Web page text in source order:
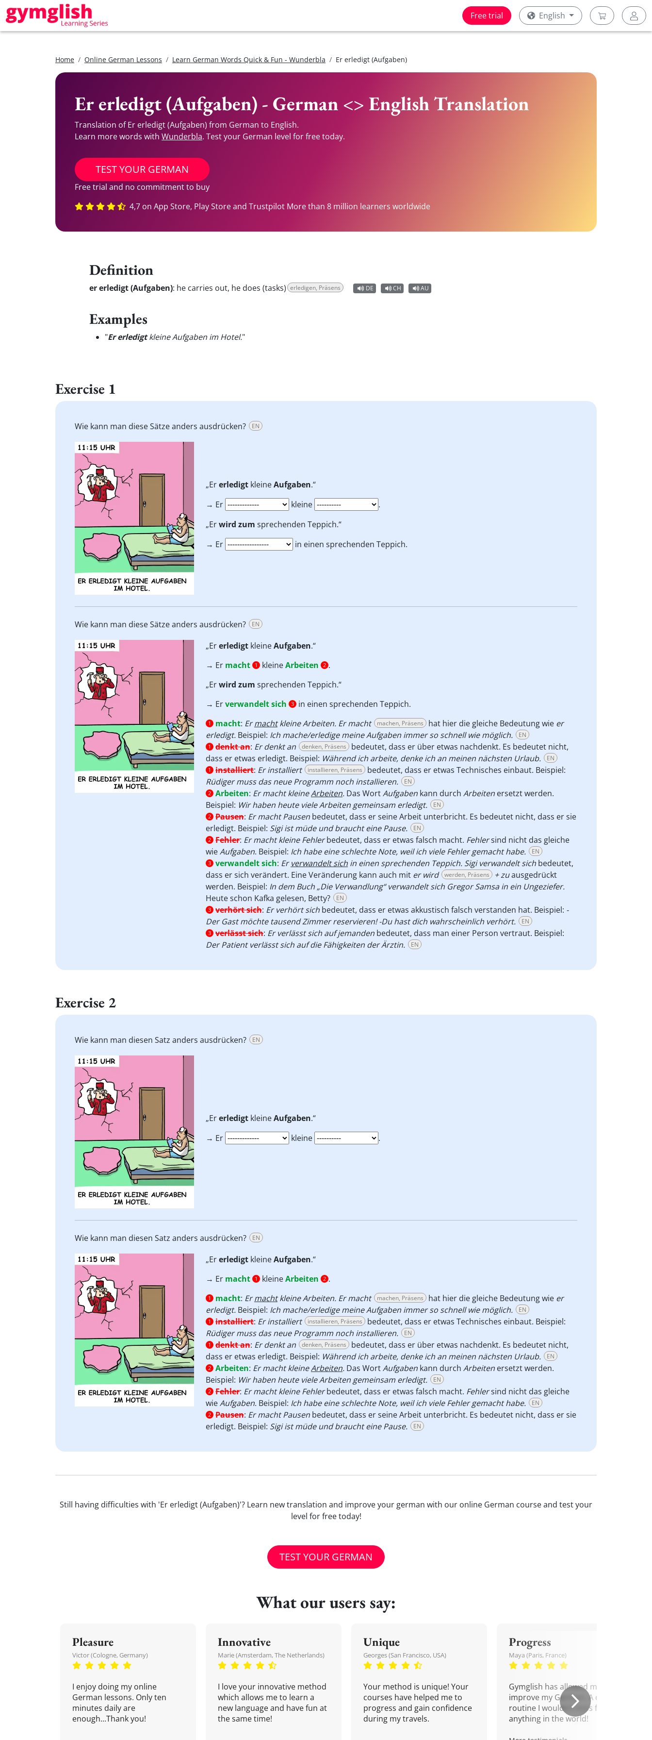
Free trial English
Home Online German Lessons Learn German Words Quick & Fun - Wunderbla Er erledigt (Aufgaben)
Er erledigt (Aufgaben) - German <> English Translation
Translation of Er erledigt (Aufgaben) from German to English.
Learn more words with Wunderbla. Test your German level for free today.
TEST YOUR GERMAN
Free trial and no commitment to buy
4,7 on App Store, Play Store and Trustpilot More than 8 million learners worldwide
Definition
er erledigt (Aufgaben): he carries out, he does (tasks) erledigen, Präsens DE CH AU
Examples
"Er erledigtkleine Aufgaben im Hotel."
Exercise 1
Wie kann man diese Sätze anders ausdrücken? EN
„Ererledigt kleineAufgaben.“
→ Er
kleine
.
„Erwird zum sprechenden Teppich.“
→ Er
in einen sprechenden Teppich.
Wie kann man diese Sätze anders ausdrücken? EN
„Ererledigt kleineAufgaben.“
→ Er macht 1 kleineArbeiten 2 .
„Erwird zum sprechenden Teppich.“
→ Erverwandelt sich 3 in einen sprechenden Teppich.
1 macht: Ermachtkleine Arbeiten. Er macht machen, Präsens hat hier die gleiche Bedeutung wie er
erledigt. Beispiel: Ich mache/erledige meine Aufgaben immer so schnell wie möglich. EN
1 denkt an: Er denkt an denken, Präsens
bedeutet, dass er über etwas nachdenkt. Es bedeutet nicht,
dass er etwas erledigt. Beispiel: Während ich arbeite, denke ich an meinen nächsten Urlaub. EN
1 installiert: Er installiert installieren, Präsens
bedeutet, dass er etwas Technisches einbaut. Beispiel:
Rüdiger muss das neue Programm noch installieren.
EN
2 Arbeiten: Er macht kleineArbeiten. Das WortAufgaben kann durch Arbeiten ersetzt werden.
Beispiel: Wir haben heute viele Arbeiten gemeinsam erledigt. EN
2 Pausen: Er macht Pausen bedeutet, dass er seine Arbeit unterbricht. Es bedeutet nicht, dass er sie
erledigt. Beispiel: Sigi ist müde und braucht eine Pause. EN
2 Fehler: Er macht kleine Fehlerbedeutet, dass er etwas falsch macht. Fehlersind nicht das gleiche
wieAufgaben. Beispiel: Ich habe eine schlechte Note, weil ich viele Fehler gemacht habe. EN
3 verwandelt sich: Erverwandelt sich in einen sprechenden Teppich. Sigi verwandelt sich bedeutet,
dass er sich verändert. Eine Veränderung kann auch mit er wird werden, Präsens + zuausgedrückt
werden. Beispiel: In dem Buch „Die Verwandlung“ verwandelt sich Gregor Samsa in ein Ungeziefer.
Heute schon Kafka gelesen, Betty?
EN
3 verhört sich: Er verhört sich bedeutet, dass er etwas akkustisch falsch verstanden hat. Beispiel: -
Der Gast möchte tausend Zimmer reservieren! -Du hast dich wahrscheinlich verhört.
EN
3 verlässt sich: Er verlässt sich auf jemanden bedeutet, dass man einer Person vertraut. Beispiel:
Der Patient verlässt sich auf die Fähigkeiten der Ärztin.
EN
Exercise 2
Wie kann man diesen Satz anders ausdrücken? EN
„Ererledigt kleineAufgaben.“
→ Er
kleine .
Wie kann man diesen Satz anders ausdrücken? EN
„Ererledigt kleineAufgaben.“
→ Er macht 1 kleineArbeiten 2 .
1 macht: Ermachtkleine Arbeiten. Er macht machen, Präsens hat hier die gleiche Bedeutung wie er
erledigt. Beispiel: Ich mache/erledige meine Aufgaben immer so schnell wie möglich. EN
1 installiert: Er installiert installieren, Präsens
bedeutet, dass er etwas Technisches einbaut. Beispiel:
Rüdiger muss das neue Programm noch installieren.
EN
1 denkt an: Er denkt an denken, Präsens
bedeutet, dass er über etwas nachdenkt. Es bedeutet nicht,
dass er etwas erledigt. Beispiel: Während ich arbeite, denke ich an meinen nächsten Urlaub. EN
2 Arbeiten: Er macht kleineArbeiten. Das WortAufgaben kann durch Arbeiten ersetzt werden.
Beispiel: Wir haben heute viele Arbeiten gemeinsam erledigt. EN
2 Fehler: Er macht kleine Fehlerbedeutet, dass er etwas falsch macht. Fehlersind nicht das gleiche
wieAufgaben. Beispiel: Ich habe eine schlechte Note, weil ich viele Fehler gemacht habe. EN
2 Pausen: Er macht Pausen bedeutet, dass er seine Arbeit unterbricht. Es bedeutet nicht, dass er sie
erledigt. Beispiel: Sigi ist müde und braucht eine Pause. EN
Still having difficulties with 'Er erledigt (Aufgaben)'? Learn new translation and improve your german with our online German course and test your
level for free today!
TEST YOUR GERMAN
What our users say:
Pleasure
Victor (Cologne, Germany)
I enjoy doing my online
German lessons. Only ten
minutes daily are
enough...Thank you!
Innovative
Marie (Amsterdam, The Netherlands)
I love your innovative method
which allows me to learn a
new language and have fun at
the same time!
Unique
Georges (San Francisco, USA)
Your method is unique! Your
courses have helped me to
progress and gain confidence
during my travels.
Progress
Maya (Paris, France)
Gymglish has allowed me to
improve my German. A daily
routine I wouldn't miss for
anything in the world!